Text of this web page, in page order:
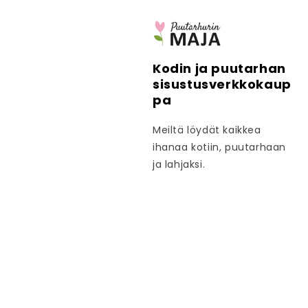
Kodin ja puutarhan
sisustusverkkokaup
pa
Meiltä löydät kaikkea
ihanaa kotiin, puutarhaan
ja lahjaksi.